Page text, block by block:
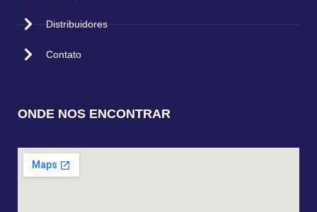
Distribuidores
Contato
ONDE NOS ENCONTRAR